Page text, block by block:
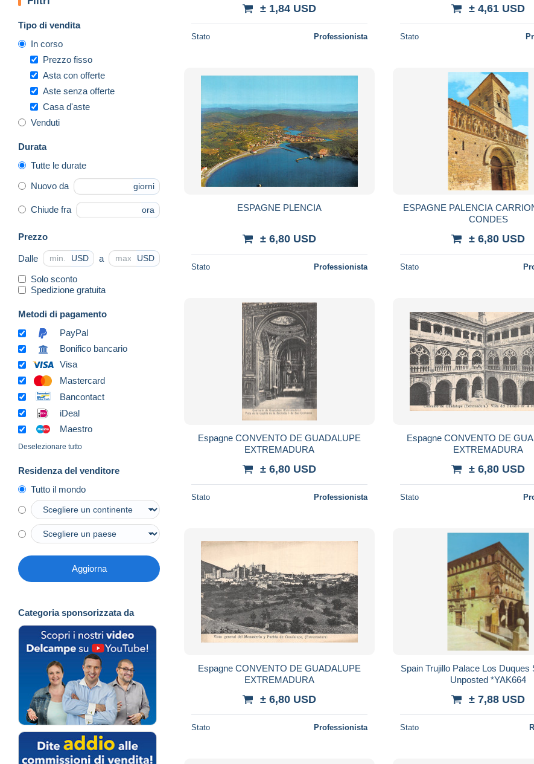
Tipo di vendita
In corso
Prezzo fisso
Asta con offerte
Aste senza offerte
Casa d'aste
Venduti
Durata
Tutte le durate
Nuovo da giorni
Chiude fra ora
Prezzo
Dalle USD a USD
Solo sconto
Spedizione gratuita
Metodi di pagamento
PayPal
Bonifico bancario
Visa
Mastercard
Bancontact
iDeal
Maestro
Deselezionare tutto
Residenza del venditore
Tutto il mondo
Aggiorna
Categoria sponsorizzata da
± 1,84 USD
Stato Professionista
± 4,61 USD
Stato
ESPAGNE PLENCIA
± 6,80 USD
Stato Professionista
ESPAGNE PALENCIA
CONDES
± 6,80 USD
Stato
Espagne CONVENTO DE GUADALUPE
EXTREMADURA
± 6,80 USD
Stato Professionista
Espagne CONVENTO DE
EXTREMADURA
± 6,80 USD
Stato
Espagne CONVENTO DE GUADALUPE
EXTREMADURA
± 6,80 USD
Stato Professionista
Spain Trujillo Palace Los Duques
Unposted *YAK664
± 7,88 USD
Stato